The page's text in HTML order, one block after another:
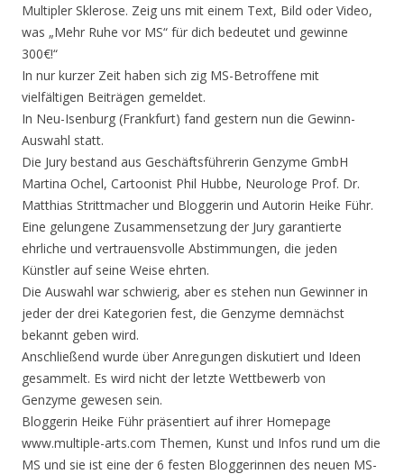
Multipler Sklerose. Zeig uns mit einem Text, Bild oder Video,
was „Mehr Ruhe vor MS“ für dich bedeutet und gewinne
300€!“
In nur kurzer Zeit haben sich zig MS-Betroffene mit
vielfältigen Beiträgen gemeldet.
In Neu-Isenburg (Frankfurt) fand gestern nun die Gewinn-
Auswahl statt.
Die Jury bestand aus Geschäftsführerin Genzyme GmbH
Martina Ochel, Cartoonist Phil Hubbe, Neurologe Prof. Dr.
Matthias Strittmacher und Bloggerin und Autorin Heike Führ.
Eine gelungene Zusammensetzung der Jury garantierte
ehrliche und vertrauensvolle Abstimmungen, die jeden
Künstler auf seine Weise ehrten.
Die Auswahl war schwierig, aber es stehen nun Gewinner in
jeder der drei Kategorien fest, die Genzyme demnächst
bekannt geben wird.
Anschließend wurde über Anregungen diskutiert und Ideen
gesammelt. Es wird nicht der letzte Wettbewerb von
Genzyme gewesen sein.
Bloggerin Heike Führ präsentiert auf ihrer Homepage
www.multiple-arts.com Themen, Kunst und Infos rund um die
MS und sie ist eine der 6 festen Bloggerinnen des neuen MS-